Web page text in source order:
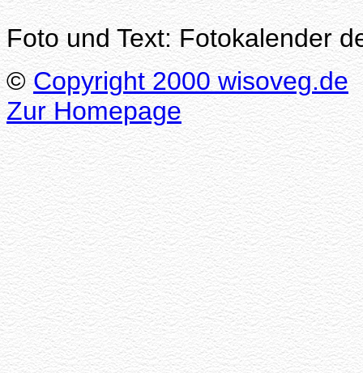
Foto und Text: Fotokalender
© Copyright 2000 wisoveg.de
Zur Homepage